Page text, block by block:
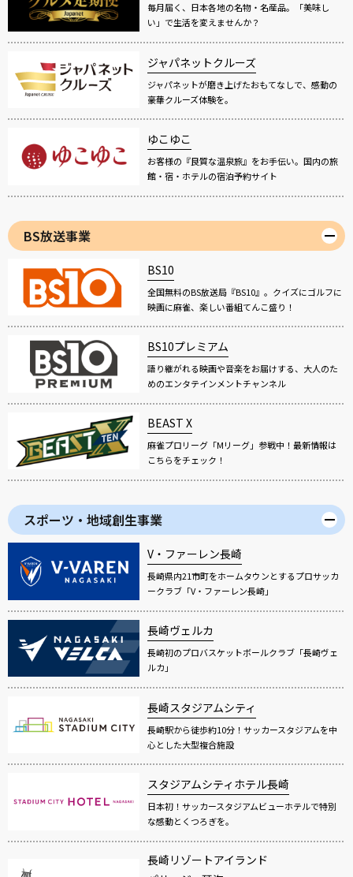
毎月届く、日本各地の名物・名産品。「美味し
い」で生活を変えませんか？
ジャパネットクルーズ
ジャパネットが磨き上げたおもてなしで、感動の
豪華クルーズ体験を。
ゆこゆこ
お客様の『良質な温泉旅』をお手伝い。国内の旅
館・宿・ホテルの宿泊予約サイト
BS放送事業
BS10
全国無料のBS放送局『BS10』。クイズにゴルフに
映画に麻雀、楽しい番組てんこ盛り！
BS10プレミアム
語り継がれる映画や音楽をお届けする、大人のた
めのエンタテインメントチャンネル
BEAST X
麻雀プロリーグ「Mリーグ」参戦中！最新情報は
こちらをチェック！
スポーツ・地域創生事業
V・ファーレン長崎
長崎県内21市町をホームタウンとするプロサッカ
ークラブ「V・ファーレン長崎」
長崎ヴェルカ
長崎初のプロバスケットボールクラブ「長崎ヴェ
ルカ」
長崎スタジアムシティ
長崎駅から徒歩約10分！サッカースタジアムを中
心とした大型複合施設
スタジアムシティホテル長崎
日本初！サッカースタジアムビューホテルで特別
な感動とくつろぎを。
長崎リゾートアイランド